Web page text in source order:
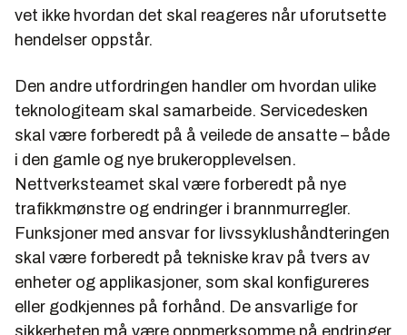
vet ikke hvordan det skal reageres når uforutsette
hendelser oppstår.
Den andre utfordringen handler om hvordan ulike
teknologiteam skal samarbeide. Servicedesken
skal være forberedt på å veilede de ansatte – både
i den gamle og nye brukeropplevelsen.
Nettverksteamet skal være forberedt på nye
trafikkmønstre og endringer i brannmurregler.
Funksjoner med ansvar for livssyklushåndteringen
skal være forberedt på tekniske krav på tvers av
enheter og applikasjoner, som skal konfigureres
eller godkjennes på forhånd. De ansvarlige for